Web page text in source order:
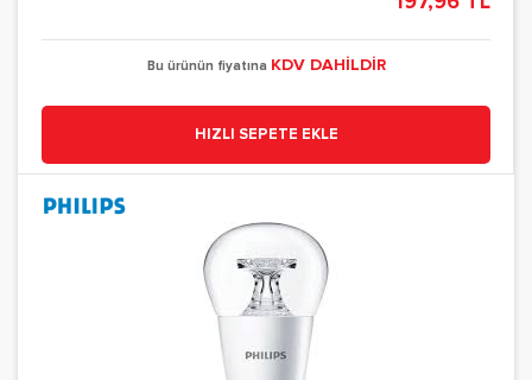
Bu ürünün fiyatına KDV DAHİLDİR
HIZLI SEPETE EKLE